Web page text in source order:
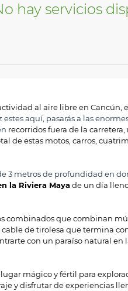
hay servicios
al aire libre en Cancún,
estes aquí, pasarás a las
recorridos fuera de la
de estas motos, carros,
3 metros de profundidad en
la Riviera Mayade un día
combinados que combinan
cable de tirolesa que termina
con un paraíso natural en
mágico y fértil para
y disfrutar de experiencias